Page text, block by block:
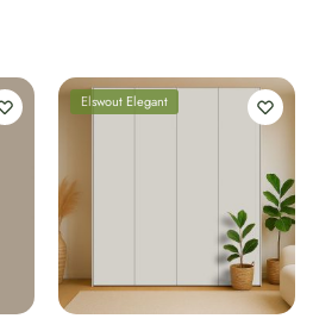
Elswout Elegant